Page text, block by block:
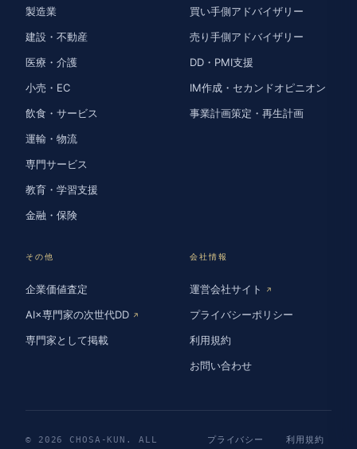
製造業
建設・不動産
医療・介護
小売・EC
飲食・サービス
運輸・物流
専門サービス
教育・学習支援
金融・保険
買い手側アドバイザリー
売り手側アドバイザリー
DD・PMI支援
IM作成・セカンドオピニオン
事業計画策定・再生計画
その他
企業価値査定
AI×専門家の次世代DD ↗
専門家として掲載
会社情報
運営会社サイト ↗
プライバシーポリシー
利用規約
お問い合わせ
© 2026 CHOSA-KUN. ALL
プライバシー
利用規約